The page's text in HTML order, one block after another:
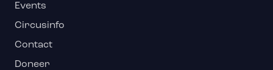
Events
Circusinfo
Contact
Doneer